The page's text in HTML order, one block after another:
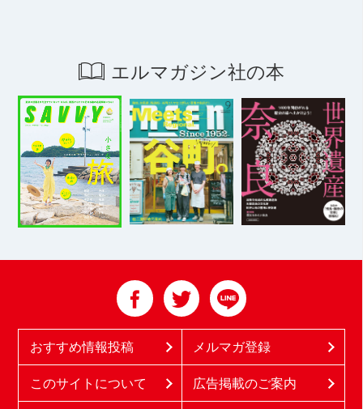
エルマガジン社の本
おすすめ情報投稿 メルマガ登録
このサイトについて 広告掲載のご案内